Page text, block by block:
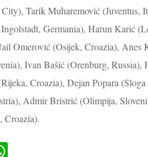
Tarik Muharemović (Juventus,
Germania), Harun Karić
Omerović (Osijek, Croazia),
Ivan Bašić (Orenburg,
Croazia), Dejan Popara
Admir Bristrić (Olimpija,
Croazia).